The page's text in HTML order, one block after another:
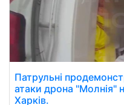
Патрульні
атаки дрона "Молнія"
Харків.